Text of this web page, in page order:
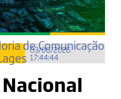
de Comunicação
03/06/2026
17:44:44